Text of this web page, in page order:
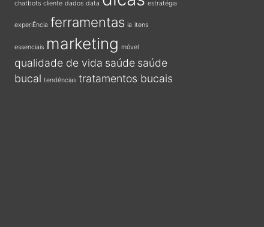
chatbots cliente dados data estratégia
experiÊncia ferramentas ia itens
essenciais marketing móvel
qualidade de vida saúde saúde
bucal tendências tratamentos bucais